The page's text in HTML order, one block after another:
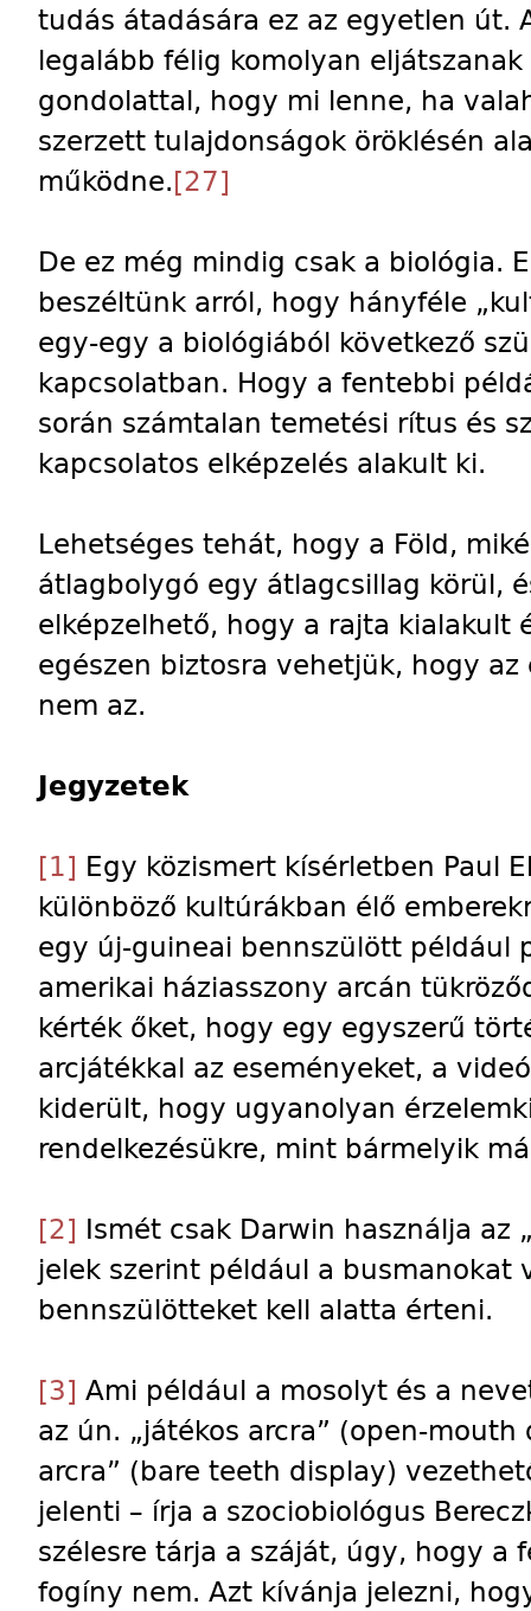
tudás átadására ez az egyetlen út.
legalább félig komolyan
gondolattal, hogy mi lenne, ha
szerzett tulajdonságok öröklésén
működne.[27]
De ez még mindig csak a biológia.
beszéltünk arról, hogy hányféle
egy-egy a biológiából következő
kapcsolatban. Hogy a fentebbi
során számtalan temetési rítus és
kapcsolatos elképzelés alakult ki.
Lehetséges tehát, hogy a Föld,
átlagbolygó egy átlagcsillag körül,
elképzelhető, hogy a rajta kialakult
egészen biztosra vehetjük, hogy
nem az.
Jegyzetek
[1] Egy közismert kísérletben Paul
különböző kultúrákban élő
egy új-guineai bennszülött például
amerikai háziasszony arcán
kérték őket, hogy egy egyszerű
arcjátékkal az eseményeket, a
kiderült, hogy ugyanolyan
rendelkezésükre, mint bármelyik
[2] Ismét csak Darwin használja az
jelek szerint például a busmanokat
bennszülötteket kell alatta érteni.
[3] Ami például a mosolyt és a
az ún. „játékos arcra” (open-
arcra” (bare teeth display)
jelenti – írja a szociobiológus
szélesre tárja a száját, úgy, hogy a
fogíny nem. Azt kívánja jelezni,